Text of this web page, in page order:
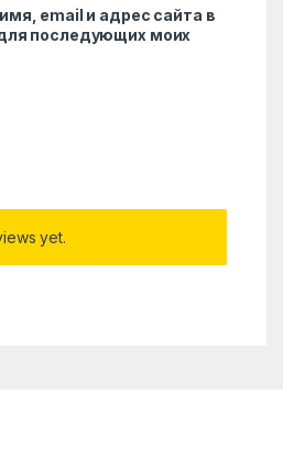
email и адрес сайта в
последующих моих
yet.